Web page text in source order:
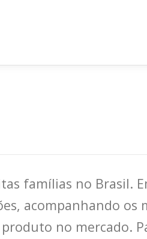
famílias no Brasil.
acompanhando os
no mercado.